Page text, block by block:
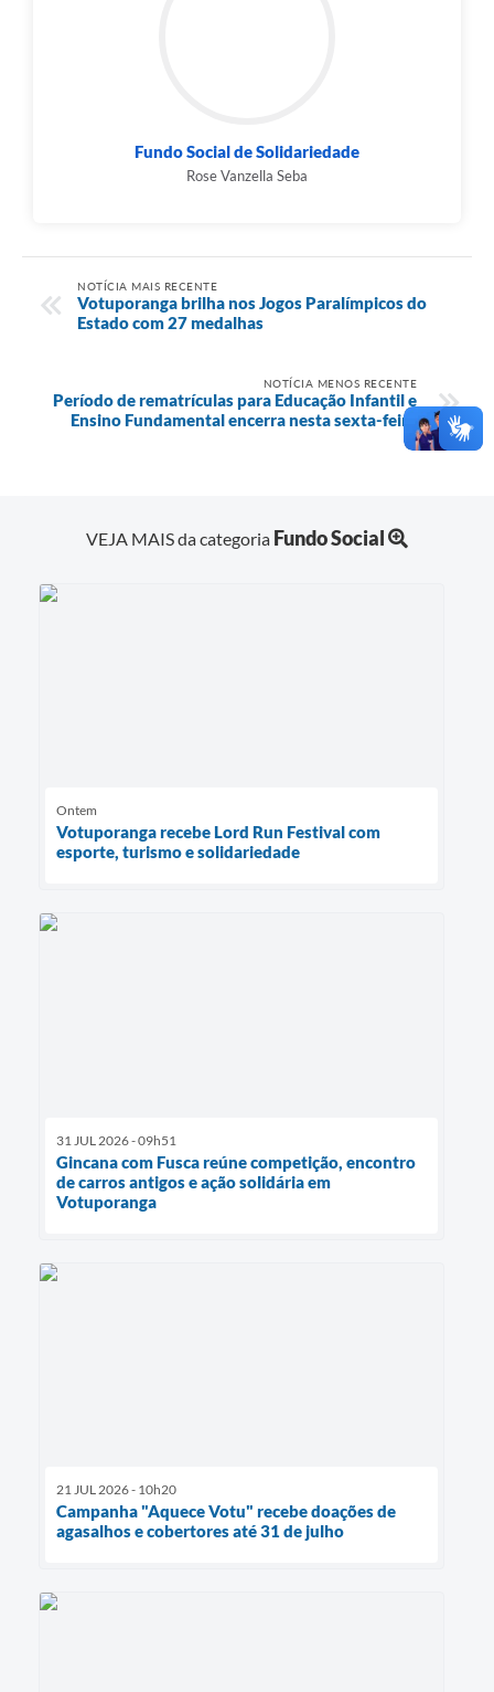
Fundo Social de Solidariedade
Rose Vanzella Seba
NOTÍCIA MAIS RECENTE
Votuporanga brilha nos Jogos Paralímpicos do
Estado com 27 medalhas
NOTÍCIA MENOS RECENTE
Período de rematrículas para Educação Infantil e
Ensino Fundamental encerra nesta sexta-feira
VEJA MAIS da categoria Fundo Social
Ontem
Votuporanga recebe Lord Run Festival com
esporte, turismo e solidariedade
31 JUL 2026 - 09h51
Gincana com Fusca reúne competição, encontro
de carros antigos e ação solidária em
Votuporanga
21 JUL 2026 - 10h20
Campanha "Aquece Votu" recebe doações de
agasalhos e cobertores até 31 de julho